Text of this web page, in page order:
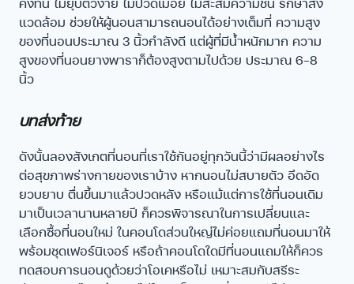
แวดล้อม ช่วยให้ผู้นอนสามารถนอนได้อย่างเต็มที่ ความสูง
ของที่นอนประมาณ 3 นิ้วกำลังดี แต่ผู้ที่มีน้ำหนักมาก ความ
สูงของที่นอนยางพาราก็ต้องสูงตามไปด้วย ประมาณ 6-8
นิ้ว
บทส่งท้าย
ดังนั้นลองสังเกตที่นอนที่เราใช้กันอยู่ทุกวันนี้ว่ามีผลอย่างไร
ต่อสุขภาพร่างกายของเราบ้าง หากนอนไม่สบายตัว อึดอัด
ยวบยาบ ตื่นขึ้นมาแล้วปวดหลัง หรือแม้แต่การใช้ที่นอนเดิม
มาเป็นเวลานานหลายปี ก็ควรพิจารณาในการเปลี่ยนและ
เลือกซื้อที่นอนใหม่ ในคอนโดส่วนใหญ่ไม่ค่อยแถมที่นอนมาให้
พร้อมชุดเฟอร์นิเจอร์ หรือถ้าคอนโดใดมีที่นอนแถมให้ก็ควร
ทดสอบการนอนดูด้วยว่าโอเคหรือไม่ เหมาะสมกับสรีระ